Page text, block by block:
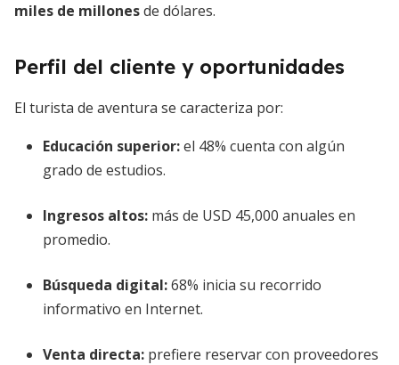
miles de millonesde dólares.
Perfil del cliente y oportunidades
El turista de aventura se caracteriza por:
Educación superior:el 48% cuenta con algún
grado de estudios.
Ingresos altos: más de USD 45,000 anuales en
promedio.
Búsqueda digital:68% inicia su recorrido
informativo en Internet.
Venta directa: prefiere reservar con proveedores